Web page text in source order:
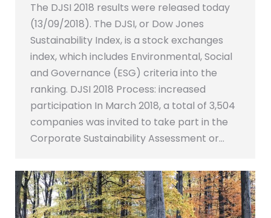
The DJSI 2018 results were released today
(13/09/2018). The DJSI, or Dow Jones
Sustainability Index, is a stock exchanges
index, which includes Environmental, Social
and Governance (ESG) criteria into the
ranking. DJSI 2018 Process: increased
participation In March 2018, a total of 3,504
companies was invited to take part in the
Corporate Sustainability Assessment or…